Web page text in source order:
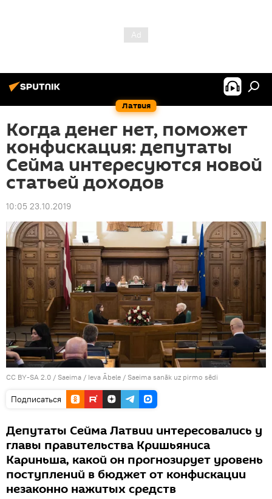
Латвия
Когда денег нет, поможет
конфискация: депутаты
Сейма интересуются новой
статьей доходов
10:05 23.10.2019
CC BY-SA 2.0 / Saeima / Ieva Ābele / Saeima sanāk uz pirmo sēdi
Подписаться
Депутаты Сейма Латвии интересовались у
главы правительства Кришьяниса
Кариньша, какой он прогнозирует уровень
поступлений в бюджет от конфискации
незаконно нажитых средств